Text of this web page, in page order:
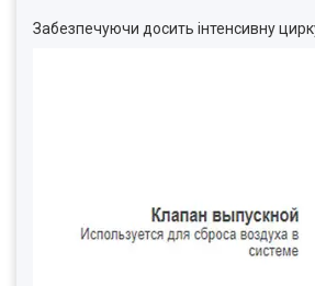
Забезпечуючи досить інтенсивну